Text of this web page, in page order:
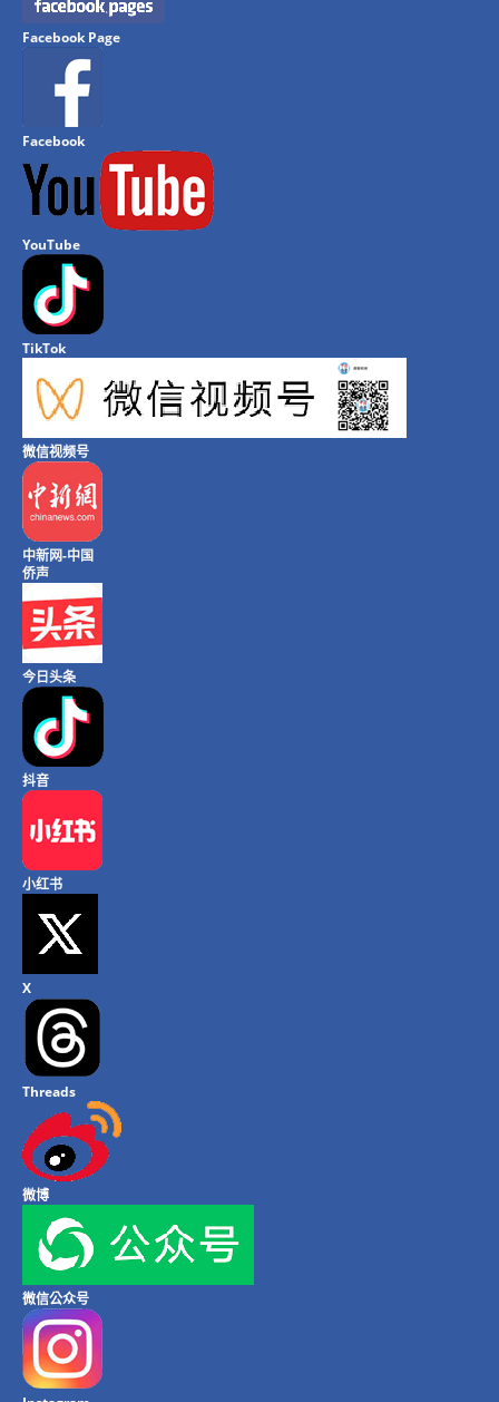
Facebook Page
Facebook
YouTube
TikTok
微信视频号
中新网-中国
侨声
今日头条
抖音
小红书
X
Threads
微博
微信公众号